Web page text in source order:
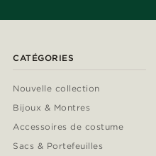
CATÉGORIES
Nouvelle collection
Bijoux & Montres
Accessoires de costume
Sacs & Portefeuilles